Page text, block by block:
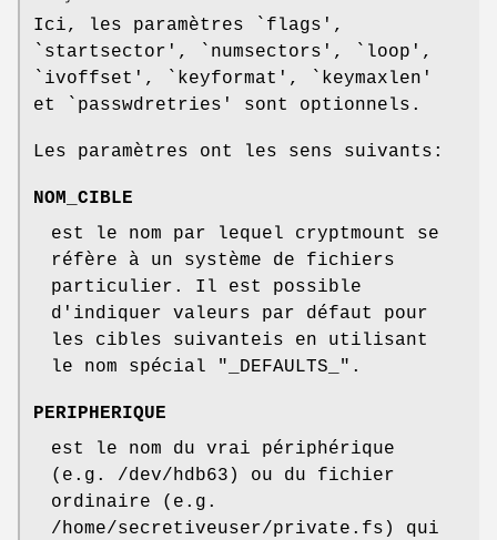
Ici, les paramètres `flags',
`startsector', `numsectors', `loop',
`ivoffset', `keyformat', `keymaxlen'
et `passwdretries' sont optionnels.
Les paramètres ont les sens suivants:
NOM_CIBLE
est le nom par lequel cryptmount se
réfère à un système de fichiers
particulier. Il est possible
d'indiquer valeurs par défaut pour
les cibles suivanteis en utilisant
le nom spécial "_DEFAULTS_".
PERIPHERIQUE
est le nom du vrai périphérique
(e.g. /dev/hdb63) ou du fichier
ordinaire (e.g.
/home/secretiveuser/private.fs) qui